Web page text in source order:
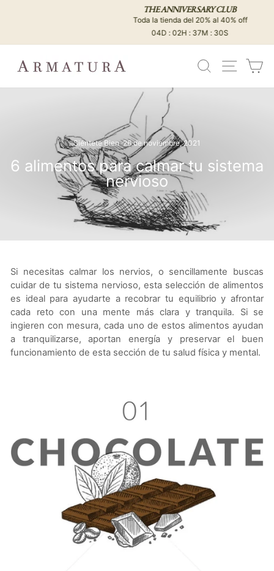
contenido
diapositivas
pausa
THE ANNIVERSARY CLUB
Toda la tienda del 20% al 40% off
04D : 02H : 37M : 29S
BUSCAR
Siéntete Bien·26 de noviembre, 2021
6 alimentos para calmar tu sistema
nervioso
Si necesitas calmar los nervios, o sencillamente buscas
cuidar de tu sistema nervioso, esta selección de alimentos
es ideal para ayudarte a recobrar tu equilibrio y afrontar
cada reto con una mente más clara y tranquila. Si se
ingieren con mesura, cada uno de estos alimentos ayudan
a tranquilizarse, aportan energía y preservar el buen
funcionamiento de esta sección de tu salud física y mental.